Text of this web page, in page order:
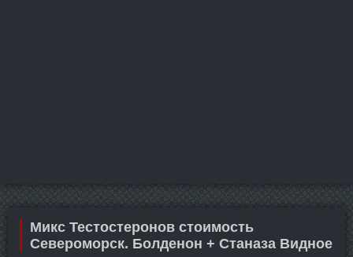
Микс Тестостеронов стоимость
Североморск. Болденон + Станаза Видное